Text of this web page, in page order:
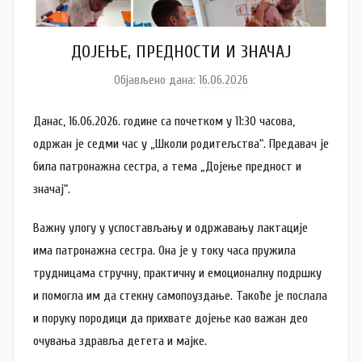
ДОЈЕЊЕ, ПРЕДНОСТИ И ЗНАЧАЈ
Објављено дана: 16.06.2026
т
о
р
a
M
i
l
Данас, 16.06.2026. године са почетком у 11:30 часова,
одржан је седми час у „Школи родитељства“. Предавач је
била патронажна сестра, а тема „Дојење предност и
значај“.
Важну улогу у успостављању и одржавању лактације
има патронажна сестра. Она је у току часа пружила
трудницама стручну, практичну и емоционалну подршку
и помогла им да стекну самопоуздање. Такође је послала
и поруку породици да прихвате дојење као важан део
очувања здравља детета и мајке.